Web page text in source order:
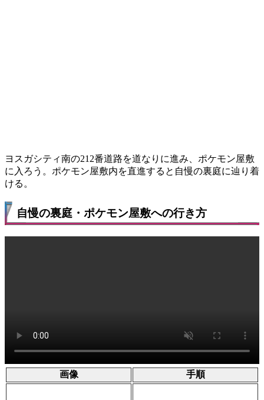
ヨスガシティ南の212番道路を道なりに進み、ポケモン屋敷
に入ろう。ポケモン屋敷内を直進すると自慢の裏庭に辿り着
ける。
自慢の裏庭・ポケモン屋敷への行き方
画像 手順